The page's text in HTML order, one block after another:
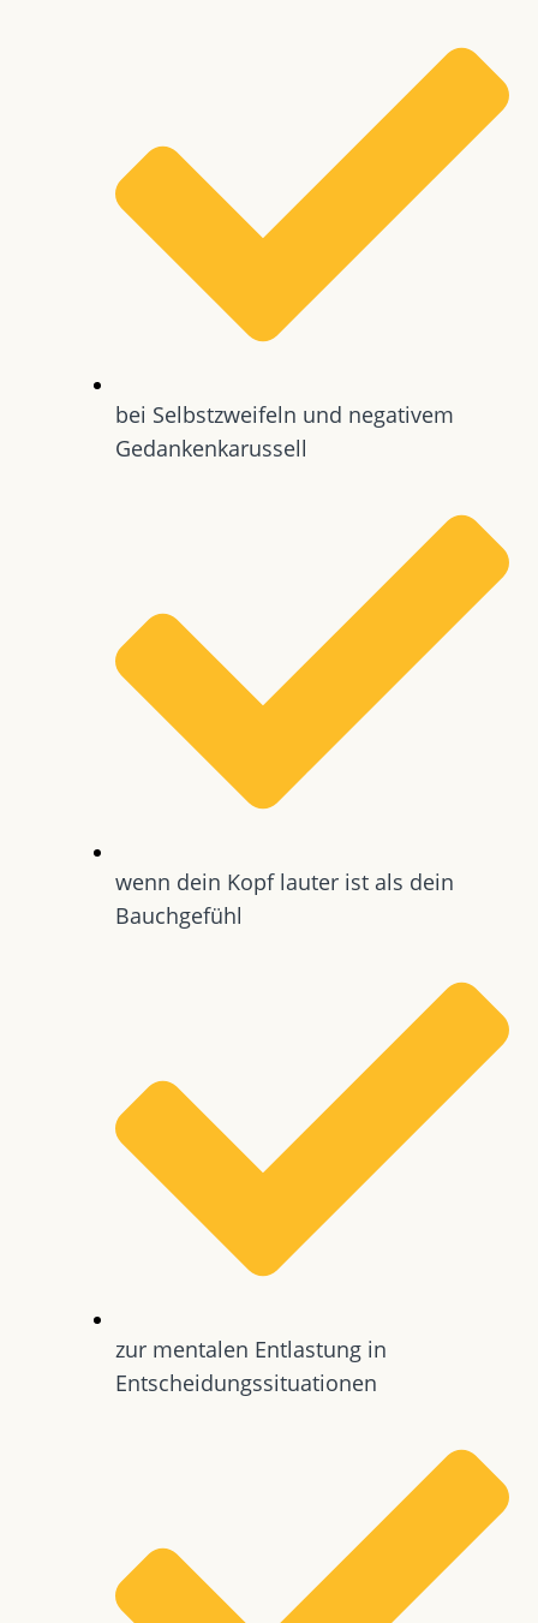
bei Selbstzweifeln und negativem
Gedankenkarussell
wenn dein Kopf lauter ist als dein
Bauchgefühl
zur mentalen Entlastung in
Entscheidungssituationen